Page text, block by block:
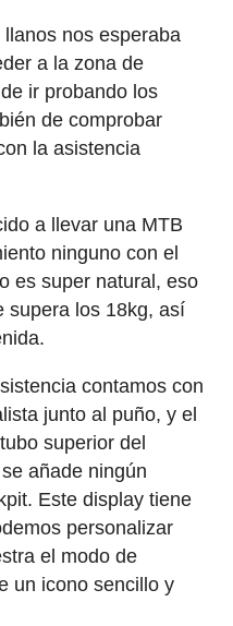
nos esperaba
a la zona de
ir probando los
de comprobar
la asistencia
a llevar una MTB
ninguno con el
es super natural, eso
supera los 18kg, así
contamos con
junto al puño, y el
superior del
añade ningún
Este display tiene
personalizar
el modo de
un icono sencillo y